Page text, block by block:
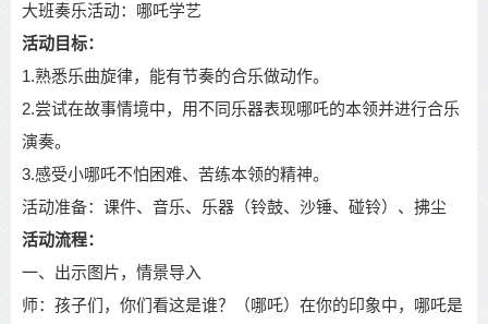
大班奏乐活动：哪吒学艺
活动目标：
1.熟悉乐曲旋律，能有节奏的合乐做动作。
2.尝试在故事情境中，用不同乐器表现哪吒的本领并进行合乐
演奏。
3.感受小哪吒不怕困难、苦练本领的精神。
活动准备：课件、音乐、乐器（铃鼓、沙锤、碰铃）、拂尘
活动流程：
一、出示图片，情景导入
师：孩子们，你们看这是谁？（哪吒）在你的印象中，哪吒是